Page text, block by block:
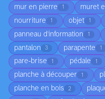
mur en pierre 1 muret
nourriture 1 objet 1
panneau d'information 1
pantalon 3 parapente 1
pare-brise 1 pédale 1
planche à découper 1
planche en bois 2